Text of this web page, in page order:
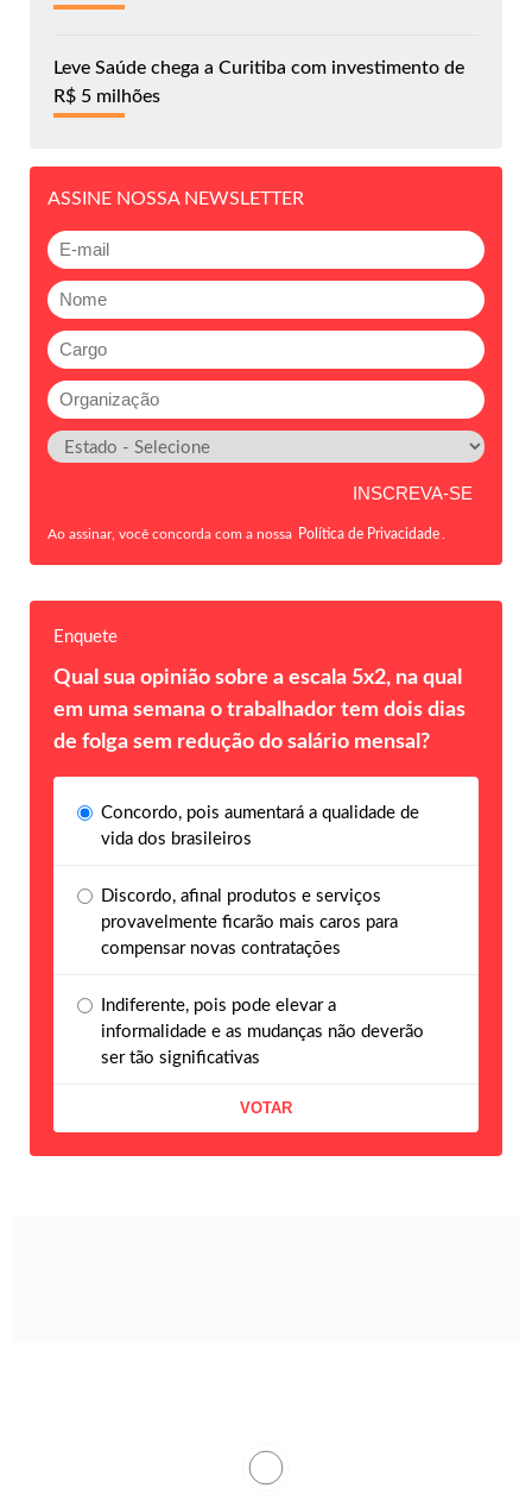
Leve Saúde chega a Curitiba com investimento de
R$ 5 milhões
ASSINE NOSSA NEWSLETTER
Ao assinar, você concorda com a nossa Política de Privacidade.
Enquete
Qual sua opinião sobre a escala 5x2, na qual
em uma semana o trabalhador tem dois dias
de folga sem redução do salário mensal?
Concordo, pois aumentará a qualidade de
vida dos brasileiros
Discordo, afinal produtos e serviços
provavelmente ficarão mais caros para
compensar novas contratações
Indiferente, pois pode elevar a
informalidade e as mudanças não deverão
ser tão significativas